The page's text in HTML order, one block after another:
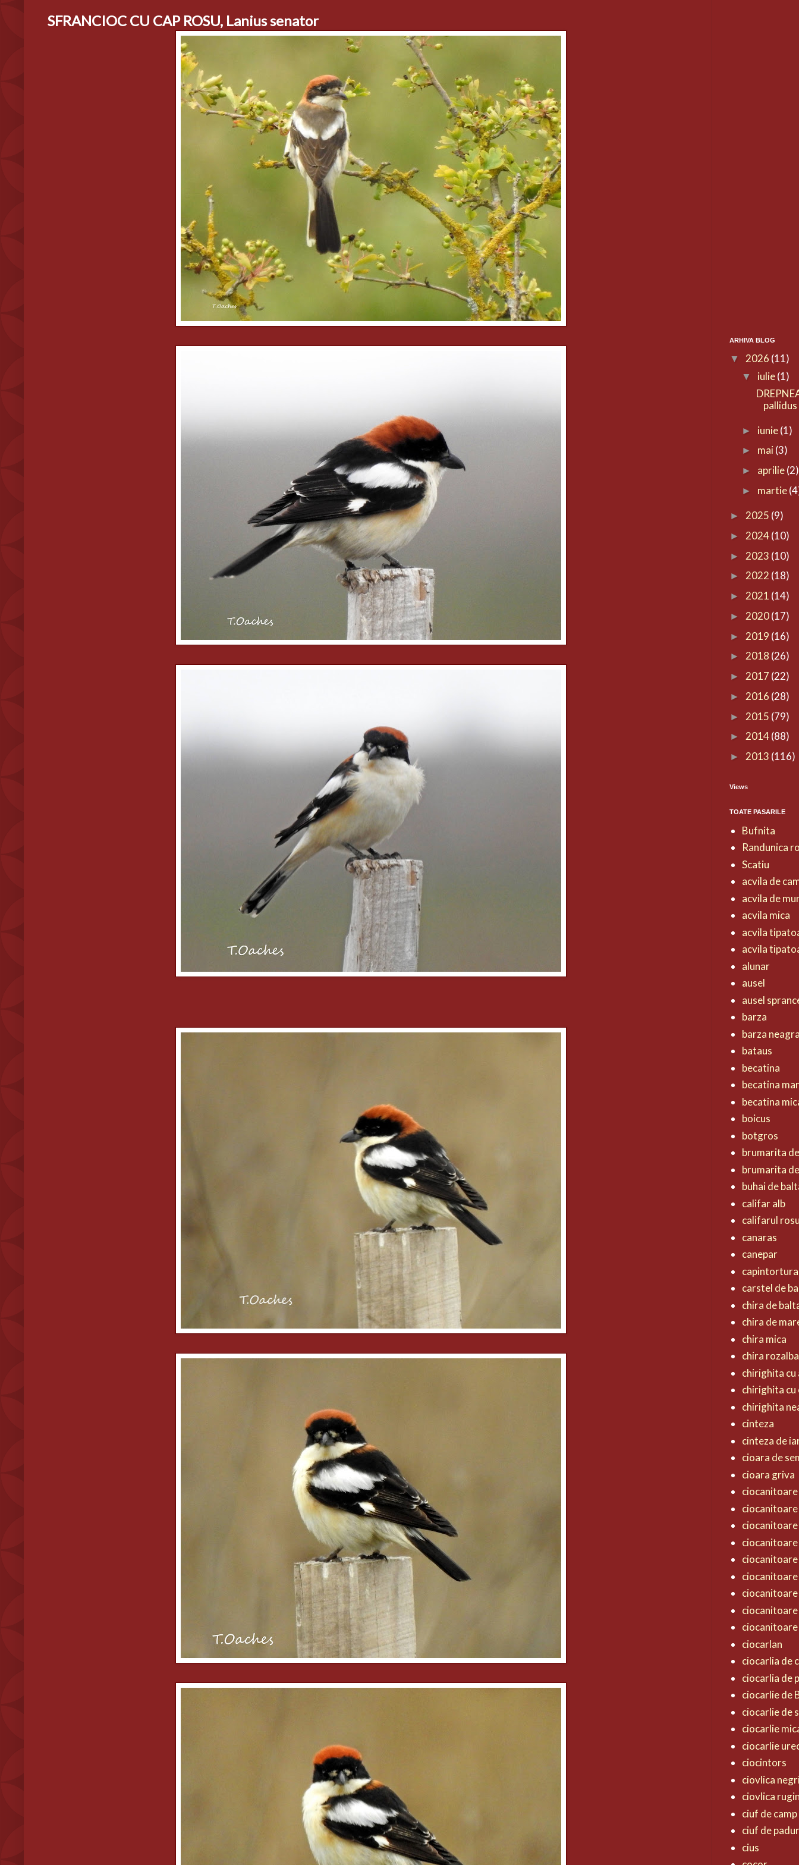
SFRANCIOC CU CAP ROSU, Lanius senator
ARHIVA BLOG
▼ 2026 (11)
▼ iulie(1)
pallidus
► iunie(1)
► mai(3)
► aprilie(2)
► martie
► 2025 (9)
► 2024(10)
► 2023 (10)
► 2022 (18)
► 2021 (14)
► 2020(17)
► 2019 (16)
► 2018 (26)
► 2017 (22)
► 2016 (28)
► 2015 (79)
► 2014(88)
► 2013 (116)
Views
TOATE PASARILE
Bufnita
Randunica
Scatiu
acvila de
acvila de
acvila mica
acvila
acvila
alunar
ausel
ausel
barza
barza
bataus
becatina
becatina
becatina
boicus
botgros
brumarita
brumarita
buhai de
califar alb
califarul
canaras
canepar
capintortura
carstel de
chira de
chira de
chira mica
chira rozalba
chirighita cu
chirighita cu
chirighita
cinteza
cinteza de
cioara de
cioara griva
ciocanitoare
ciocarlan
ciocarlia de
ciocarlia de
ciocarlie de
ciocarlie de
ciocarlie
ciocarlie
ciocintors
ciovlica
ciovlica
ciuf de camp
ciuf de
cius